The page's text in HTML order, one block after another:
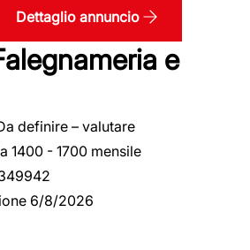
Dettaglio annuncio
e
definire – valutare
1400 - 1700 mensile
6/8/2026